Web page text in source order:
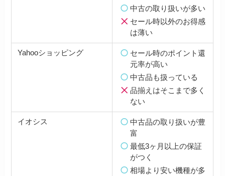
中古の取り扱いが多い
セール時以外のお得感
は薄い
Yahooショッピング
セール時のポイント還
元率が高い
中古品も扱っている
品揃えはそこまで多く
ない
イオシス
中古品の取り扱いが豊
富
最低3ヶ月以上の保証
がつく
相場より安い機種が多